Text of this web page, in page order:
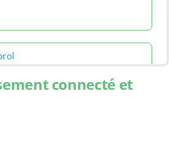
connecté et